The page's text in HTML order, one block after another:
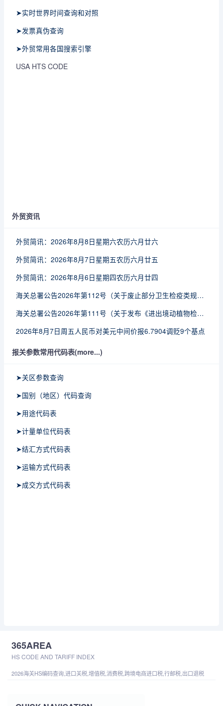
➤实时世界时间查询和对照
➤发票真伪查询
➤外贸常用各国搜索引擎
USA HTS CODE
外贸资讯
外贸简讯：2026年8月8日星期六农历六月廿六
外贸简讯：2026年8月7日星期五农历六月廿五
外贸简讯：2026年8月6日星期四农历六月廿四
海关总署公告2026年第112号（关于废止部分卫生检疫类规范性文件的公告）
海关总署公告2026年第111号（关于发布《进出境动植物检疫处理监督管理工作规定》《进出境卫生处理监督管理工作规定》的公告）
2026年8月7日周五人民币对美元中间价报6.7904调贬9个基点
报关参数常用代码表(more...)
➤关区参数查询
➤国别（地区）代码查询
➤用途代码表
➤计量单位代码表
➤结汇方式代码表
➤运输方式代码表
➤成交方式代码表
365AREA
HS CODE AND TARIFF INDEX
2026海关HS编码查询,进口关税,增值税,消费税,跨境电商进口税,行邮税,出口退税